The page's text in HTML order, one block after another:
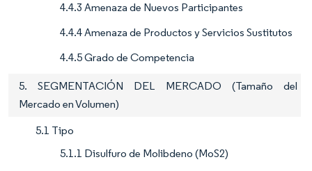
4.4.3 Amenaza de Nuevos Participantes
4.4.4 Amenaza de Productos y Servicios Sustitutos
4.4.5 Grado de Competencia
5. SEGMENTACIÓN DEL MERCADO (Tamaño del
Mercado en Volumen)
5.1 Tipo
5.1.1 Disulfuro de Molibdeno (MoS2)